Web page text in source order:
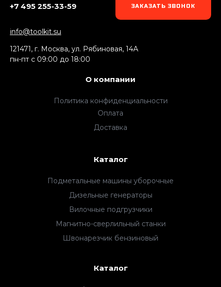
+7 495 255-33-59 ЗАКАЗАТЬ ЗВОНОК
info@toolkit.su
121471, г. Москва, ул. Рябиновая, 14А
пн-пт c 09:00 до 18:00
О компании
Политика конфиденциальности
Оплата
Доставка
Каталог
Подметальные машины уборочные
Дизельные генераторы
Вилочные подгрузчики
Магнитно-сверлильный станки
Швонарезчик бензиновый
Каталог